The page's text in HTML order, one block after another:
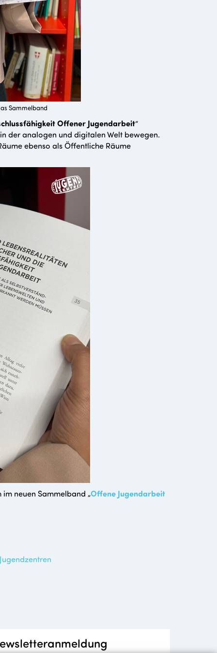
Sammelband
Offener Jugendarbeit“
der analogen und digitalen Welt bewegen.
ebenso als Öffentliche Räume
neuen Sammelband „Offene Jugendarbeit